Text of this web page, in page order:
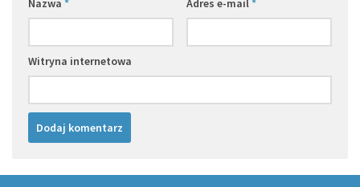
Nazwa * Adres e-mail*
Witryna internetowa